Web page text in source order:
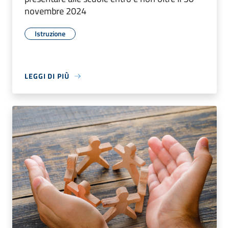
novembre 2024
Istruzione
LEGGI DI PIÙ